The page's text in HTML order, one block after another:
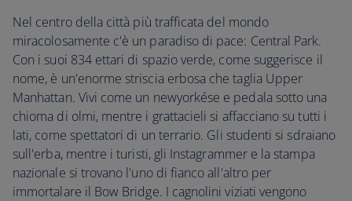
Nel centro della città più trafficata del mondo
miracolosamente c'è un paradiso di pace: Central Park.
Con i suoi 834 ettari di spazio verde, come suggerisce il
nome, è un'enorme striscia erbosa che taglia Upper
Manhattan. Vivi come un newyorkése e pedala sotto una
chioma di olmi, mentre i grattacieli si affacciano su tutti i
lati, come spettatori di un terrario. Gli studenti si sdraiano
sull'erba, mentre i turisti, gli Instagrammer e la stampa
nazionale si trovano l'uno di fianco all'altro per
immortalare il Bow Bridge. I cagnolini viziati vengono